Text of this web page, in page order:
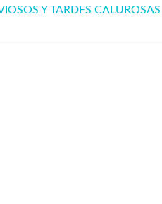
Y TARDES